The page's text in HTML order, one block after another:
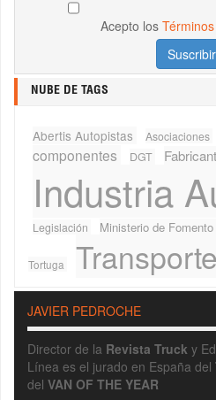
Acepto los
NUBE DE TAGS
Abertis Autopistas Asociaciones
componentes DGT
Industria
Legislación
Ministerio de Fomento
Tortuga Transporte
JAVIER PEDROCHE
Director de la Revista Truck y
Línea es el jurado en España del
del VAN OF THE YEAR